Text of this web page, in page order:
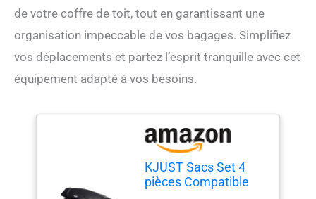
de votre coffre de toit, tout en garantissant une
organisation impeccable de vos bagages. Simplifiez
vos déplacements et partez l’esprit tranquille avec cet
équipement adapté à vos besoins.
KJUST Sacs Set 4
pièces Compatible